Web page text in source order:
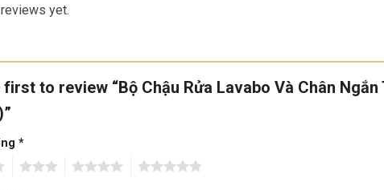
yet.
first to review “Bộ Chậu Rửa Lavabo Và Chân
*